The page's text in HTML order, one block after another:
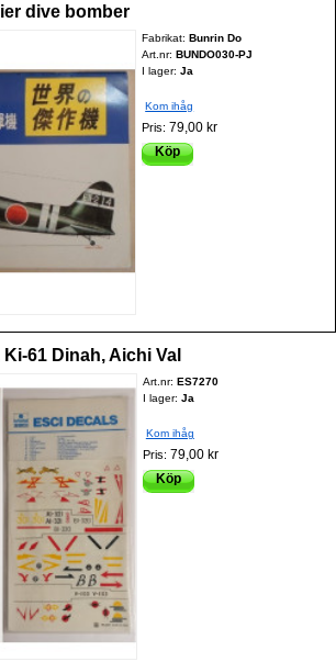
dive bomber
Fabrikat:Bunrin Do
Art.nr:BUNDO030-PJ
I lager: Ja
Kom ihåg
Pris:79,00 kr
Köp
61 Dinah, Aichi Val
Art.nr: ES7270
I lager: Ja
Kom ihåg
Pris: 79,00 kr
Köp